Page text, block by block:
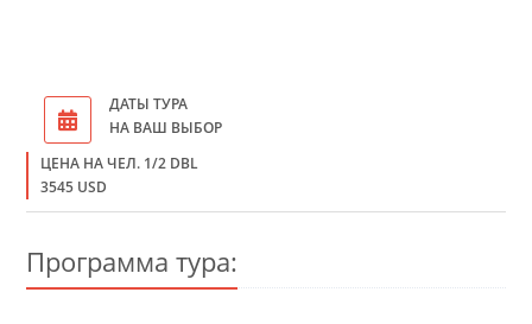
ДАТЫ ТУРА
НА ВАШ ВЫБОР
ЦЕНА НА ЧЕЛ. 1/2 DBL
3545 USD
Программа тура: